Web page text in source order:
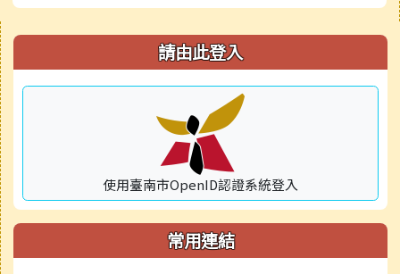
右邊區域內容 請由此登入
使用臺南市OpenID認證系統登入
常用連結